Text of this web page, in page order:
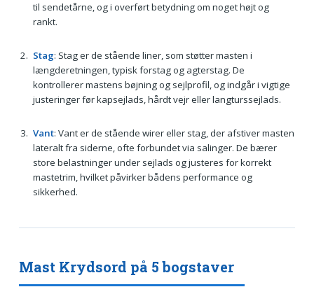
til sendetårne, og i overført betydning om noget højt og
rankt.
Stag: Stag er de stående liner, som støtter masten i
længderetningen, typisk forstag og agterstag. De
kontrollerer mastens bøjning og sejlprofil, og indgår i vigtige
justeringer før kapsejlads, hårdt vejr eller langturssejlads.
Vant: Vant er de stående wirer eller stag, der afstiver masten
lateralt fra siderne, ofte forbundet via salinger. De bærer
store belastninger under sejlads og justeres for korrekt
mastetrim, hvilket påvirker bådens performance og
sikkerhed.
Mast Krydsord på 5 bogstaver